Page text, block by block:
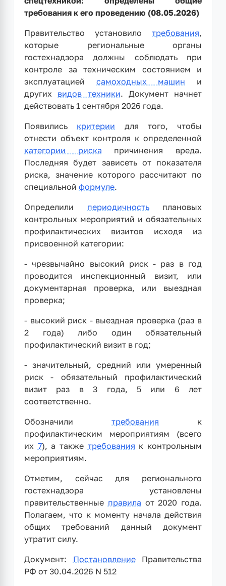
требования к его проведению (08.05.2026)
Правительство установило требования,
которые региональные органы
гостехнадзора должны соблюдать при
контроле за техническим состоянием и
эксплуатацией самоходных машин и
других видов техники. Документ начнет
действовать 1 сентября 2026 года.
Появились критерии для того, чтобы
отнести объект контроля к определенной
категории риска причинения вреда.
Последняя будет зависеть от показателя
риска, значение которого рассчитают по
специальной формуле.
Определили периодичностьплановых
контрольных мероприятий и обязательных
профилактических визитов исходя из
присвоенной категории:
- чрезвычайно высокий риск - раз в год
проводится инспекционный визит, или
документарная проверка, или выездная
проверка;
- высокий риск - выездная проверка (раз в
2 года) либо один обязательный
профилактический визит в год;
- значительный, средний или умеренный
риск - обязательный профилактический
визит раз в 3 года, 5 или 6 лет
соответственно.
Обозначили требования к
профилактическим мероприятиям (всего
их 7), а также требования к контрольным
мероприятиям.
Отметим, сейчас для регионального
гостехнадзора установлены
правительственные правила от 2020 года.
Полагаем, что к моменту начала действия
общих требований данный документ
утратит силу.
Документ: ПостановлениеПравительства
РФ от 30.04.2026 N 512